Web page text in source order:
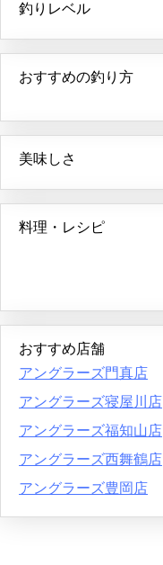
釣りレベル
おすすめの釣り方
美味しさ
料理・レシピ
おすすめ店舗
アングラーズ門真店
アングラーズ寝屋川店
アングラーズ福知山店
アングラーズ西舞鶴店
アングラーズ豊岡店